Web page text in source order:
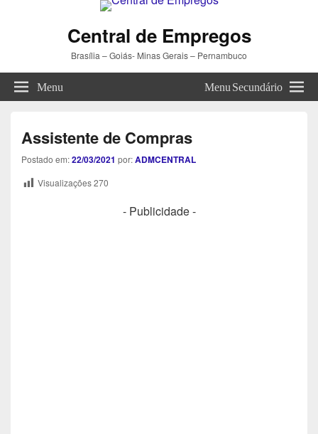
Central de Empregos
Brasília – Goiás- Minas Gerais – Pernambuco
Menu Menu Secundário
Assistente de Compras
Postado em:22/03/2021 por:ADMCENTRAL
Visualizações270
- Publicidade -